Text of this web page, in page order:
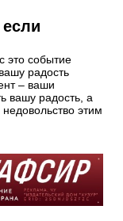
это событие
радость
– ваши
вашу радость, а
этим